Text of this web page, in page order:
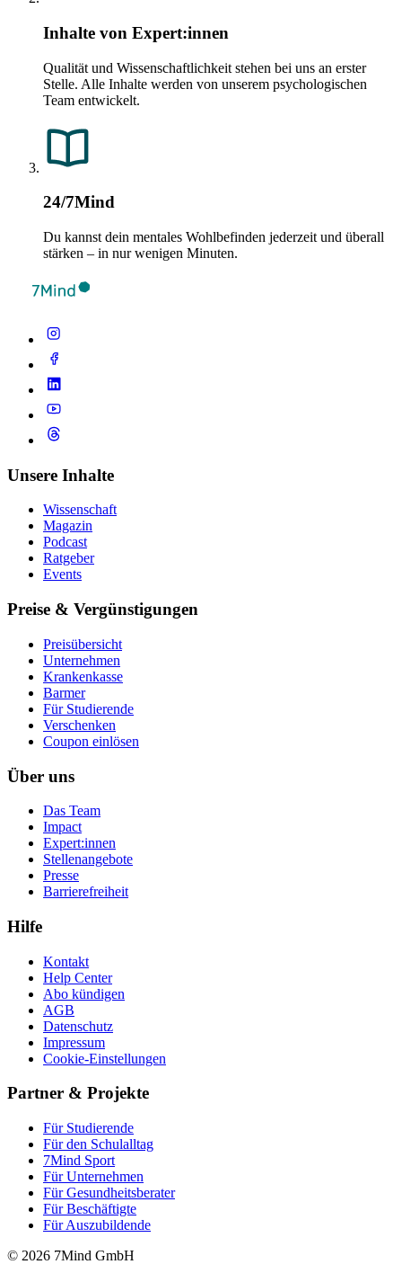
Inhalte von Expert:innen
Qualität und Wissenschaftlichkeit stehen bei uns an erster
Stelle. Alle Inhalte werden von unserem psychologischen
Team entwickelt.
24/7Mind
Du kannst dein mentales Wohlbefinden jederzeit und überall
stärken – in nur wenigen Minuten.
Unsere Inhalte
Wissenschaft
Magazin
Podcast
Ratgeber
Events
Preise & Vergünstigungen
Preisübersicht
Unternehmen
Krankenkasse
Barmer
Für Studierende
Ver­schen­ken
Coupon einlösen
Über uns
Das Team
Impact
Expert:innen
Stellenangebote
Presse
Barrierefreiheit
Hilfe
Kontakt
Help Center
Abo kündigen
AGB
Datenschutz
Impressum
Cookie-Einstellungen
Partner & Projekte
Für Stu­die­rende
Für den Schulalltag
7Mind Sport
Für Unter­neh­men
Für Gesund­heits­be­ra­ter
Für Beschäftigte
Für Auszubildende
© 2026 7Mind GmbH